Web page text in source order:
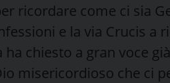
ricordare come ci sia
e la via Crucis a
chiesto a gran voce
misericordioso che ci